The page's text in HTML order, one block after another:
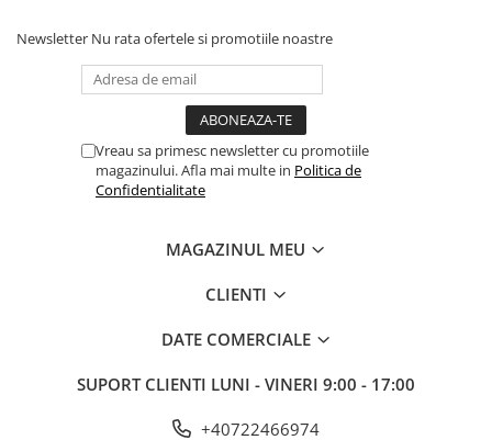
Newsletter Nu rata ofertele si promotiile noastre
Vreau sa primesc newsletter cu promotiile
magazinului. Afla mai multe in Politica de
Confidentialitate
MAGAZINUL MEU
CLIENTI
DATE COMERCIALE
SUPORT CLIENTI LUNI - VINERI 9:00 - 17:00
+40722466974